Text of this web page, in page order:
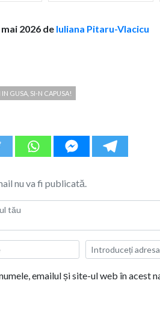
2026 de Iuliana Pitaru-Vlacicu
IN GUSA, SI-N CAPUSA!
nu va fi publicată.
emailul și site-ul web în acest